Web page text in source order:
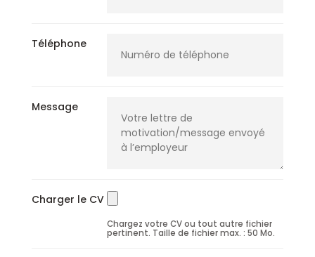
Téléphone
Message
Charger le CV
Chargez votre CV ou tout autre fichier
pertinent. Taille de fichier max. : 50 Mo.